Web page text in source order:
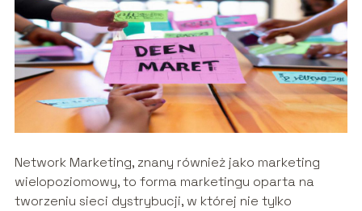
Network Marketing, znany również jako marketing
wielopoziomowy, to forma marketingu oparta na
tworzeniu sieci dystrybucji, w której nie tylko